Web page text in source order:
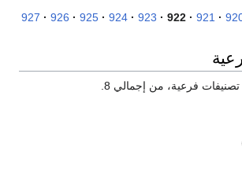
921
922
923
924
925
926
927